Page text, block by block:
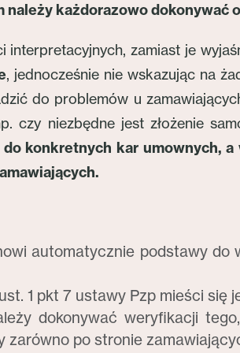
każdorazowo dokonywać
zamiast je
, jednocześnie nie wskazując na
do problemów u
czy niezbędne jest złożenie
konkretnych kar umownych,
automatycznie podstawy
1 pkt 7 ustawy Pzp mieści
dokonywać weryfikacji
po stronie